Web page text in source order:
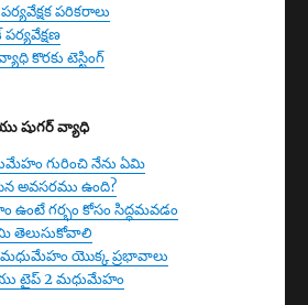
పరికరాలు
కొరకు టెస్టింగ్
షుగర్ వ్యాధి
గురించి నేను ఏమి
అవసరము ఉంది?
ఉంటే గర్భం కోసం సిద్ధమవడం
తెలుసుకోవాలి
మధుమేహం యొక్క ప్రభావాలు
టైప్ 2 మధుమేహం